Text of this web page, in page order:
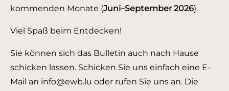
kommenden Monate (Juni–September 2026).
Viel Spaß beim Entdecken!
Sie können sich das Bulletin auch nach Hause
schicken lassen. Schicken Sie uns einfach eine E-
Mail an info@ewb.lu oder rufen Sie uns an. Die